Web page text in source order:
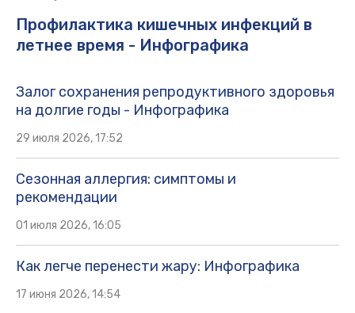
Профилактика кишечных инфекций в
летнее время - Инфографика
Залог сохранения репродуктивного здоровья
на долгие годы - Инфографика
29 июля 2026, 17:52
Сезонная аллергия: симптомы и
рекомендации
01 июля 2026, 16:05
Как легче перенести жару: Инфографика
17 июня 2026, 14:54